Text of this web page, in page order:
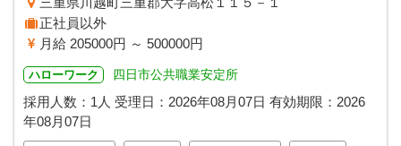
正社員以外
月給 205000円 ～ 500000円
ハローワーク 四日市公共職業安定所
採用人数：1人 受理日： 2026年08月07日 有効期限： 2026
年08月07日